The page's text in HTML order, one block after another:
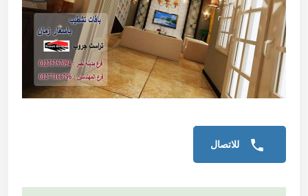
للاتصال